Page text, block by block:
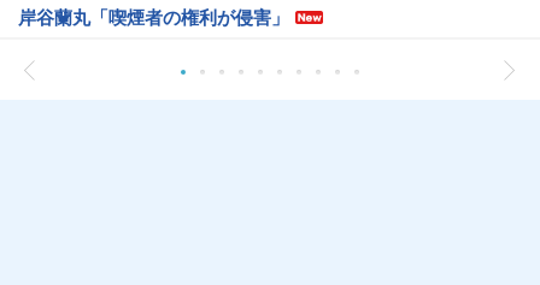
岸谷蘭丸「喫煙者の権利が侵害」